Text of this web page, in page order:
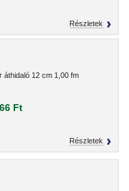
Részletek
áthidaló 12 cm 1,00 fm
Ft
Részletek